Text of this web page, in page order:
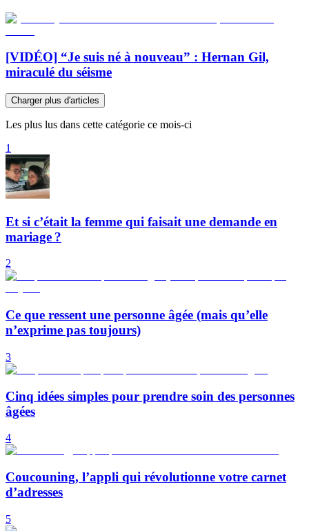
[VIDÉO] “Je suis né à nouveau” : Hernan Gil,
miraculé du séisme
Charger plus d'articles
Les plus lus dans cette catégorie ce mois-ci
1
Et si c’était la femme qui faisait une demande en
mariage ?
2
Ce que ressent une personne âgée (mais qu’elle
n’exprime pas toujours)
3
Cinq idées simples pour prendre soin des personnes
âgées
4
Coucouning, l’appli qui révolutionne votre carnet
d’adresses
5